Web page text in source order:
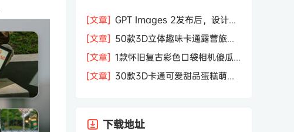
[文章] GPT Images 2发布后，设计行
业的天真的塌了？
[文章] 50款3D立体趣味卡通露营旅行
度假旅游装备插图插画PNG免抠图片素
材图
[文章] 1款怀旧复古彩色口袋相机傻瓜
相机屏幕模型PSD模板样机效果图素材
[文章] 30款3D卡通可爱甜品蛋糕萌趣
下载地址